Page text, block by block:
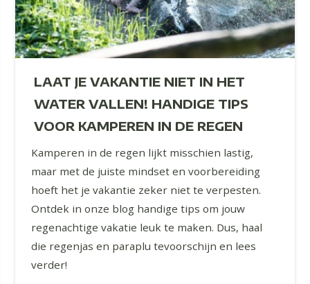
LAAT JE VAKANTIE NIET IN HET
WATER VALLEN! HANDIGE TIPS
VOOR KAMPEREN IN DE REGEN
Kamperen in de regen lijkt misschien lastig,
maar met de juiste mindset en voorbereiding
hoeft het je vakantie zeker niet te verpesten.
Ontdek in onze blog handige tips om jouw
regenachtige vakatie leuk te maken. Dus, haal
die regenjas en paraplu tevoorschijn en lees
verder!